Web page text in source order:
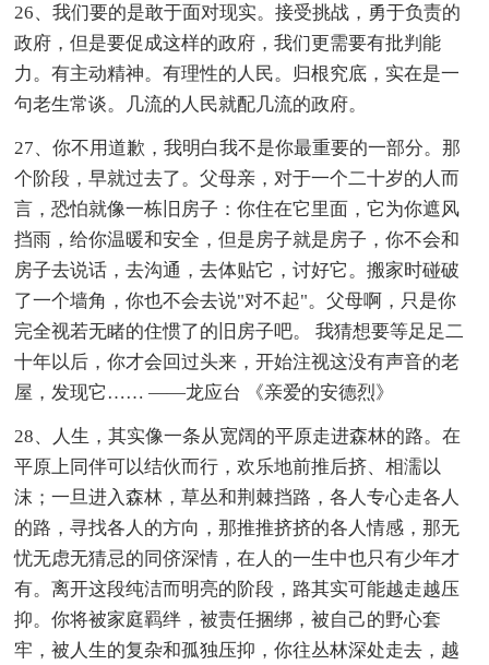
26、我们要的是敢于面对现实。接受挑战，勇于负责的
政府，但是要促成这样的政府，我们更需要有批判能
力。有主动精神。有理性的人民。归根究底，实在是一
句老生常谈。几流的人民就配几流的政府。
27、你不用道歉，我明白我不是你最重要的一部分。那
个阶段，早就过去了。父母亲，对于一个二十岁的人而
言，恐怕就像一栋旧房子：你住在它里面，它为你遮风
挡雨，给你温暖和安全，但是房子就是房子，你不会和
房子去说话，去沟通，去体贴它，讨好它。搬家时碰破
了一个墙角，你也不会去说"对不起"。父母啊，只是你
完全视若无睹的住惯了的旧房子吧。 我猜想要等足足二
十年以后，你才会回过头来，开始注视这没有声音的老
屋，发现它…… ——龙应台 《亲爱的安德烈》
28、人生，其实像一条从宽阔的平原走进森林的路。在
平原上同伴可以结伙而行，欢乐地前推后挤、相濡以
沫；一旦进入森林，草丛和荆棘挡路，各人专心走各人
的路，寻找各人的方向，那推推挤挤的各人情感，那无
忧无虑无猜忌的同侪深情，在人的一生中也只有少年才
有。离开这段纯洁而明亮的阶段，路其实可能越走越压
抑。你将被家庭羁绊，被责任捆绑，被自己的野心套
牢，被人生的复杂和孤独压抑，你往丛林深处走去，越